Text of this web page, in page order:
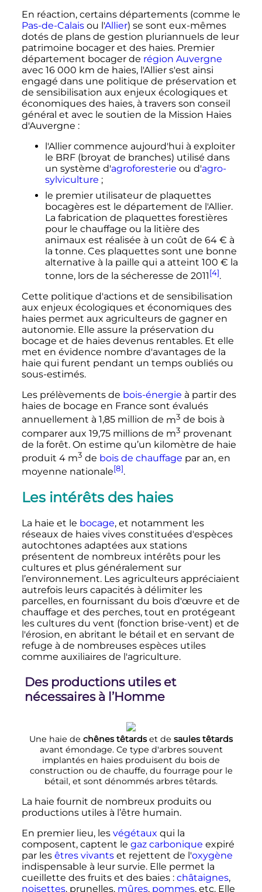
En réaction, certains départements (comme le
Pas-de-Calaisou l'Allier) se sont eux-mêmes
dotés de plans de gestion pluriannuels de leur
patrimoine bocager et des haies. Premier
département bocager de région Auvergne
avec 16 000 km de haies, l'Allier s'est ainsi
engagé dans une politique de préservation et
de sensibilisation aux enjeux écologiques et
économiques des haies, à travers son conseil
général et avec le soutien de la Mission Haies
d'Auvergne :
l'Allier commence aujourd'hui à exploiter
le BRF (broyat de branches) utilisé dans
un système d'agroforesterie ou d'agro-
sylviculture ;
le premier utilisateur de plaquettes
bocagères est le département de l'Allier.
La fabrication de plaquettes forestières
pour le chauffage ou la litière des
animaux est réalisée à un coût de 64 € à
la tonne. Ces plaquettes sont une bonne
alternative à la paille qui a atteint 100 € la
tonne, lors de la sécheresse de 2011[4].
Cette politique d'actions et de sensibilisation
aux enjeux écologiques et économiques des
haies permet aux agriculteurs de gagner en
autonomie. Elle assure la préservation du
bocage et de haies devenus rentables. Et elle
met en évidence nombre d'avantages de la
haie qui furent pendant un temps oubliés ou
sous-estimés.
Les prélèvements de bois-énergie à partir des
haies de bocage en France sont évalués
annuellement à 1,85 million de m3 de bois à
comparer aux 19,75 millionsde m3 provenant
de la forêt. On estime qu’un kilomètre de haie
produit 4 m3 de bois de chauffage par an, en
moyenne nationale[8].
Les intérêts des haies
La haie et le bocage, et notamment les
réseaux de haies vives constituées d'espèces
autochtones adaptées aux stations
présentent de nombreux intérêts pour les
cultures et plus généralement sur
l’environnement. Les agriculteurs appréciaient
autrefois leurs capacités à délimiter les
parcelles, en fournissant du bois d'œuvre et de
chauffage et des perches, tout en protégeant
les cultures du vent (fonction brise-vent) et de
l'érosion, en abritant le bétail et en servant de
refuge à de nombreuses espèces utiles
comme auxiliaires de l'agriculture.
Des productions utiles et
nécessaires à l’Homme
Une haie de chênes têtardset de saules têtards
avant émondage. Ce type d'arbres souvent
implantés en haies produisent du bois de
construction ou de chauffe, du fourrage pour le
bétail, et sont dénommés arbres têtards.
La haie fournit de nombreux produits ou
productions utiles à l’être humain.
En premier lieu, les végétaux qui la
composent, captent le gaz carbonique expiré
par les êtres vivantset rejettent de l'oxygène
indispensable à leur survie. Elle permet la
cueillette des fruits et des baies : châtaignes,
noisettes, prunelles, mûres, pommes, etc. Elle